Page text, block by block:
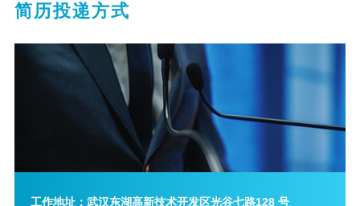
简历投递方式
工作地址：武汉东湖高新技术开发区光谷七路128 号